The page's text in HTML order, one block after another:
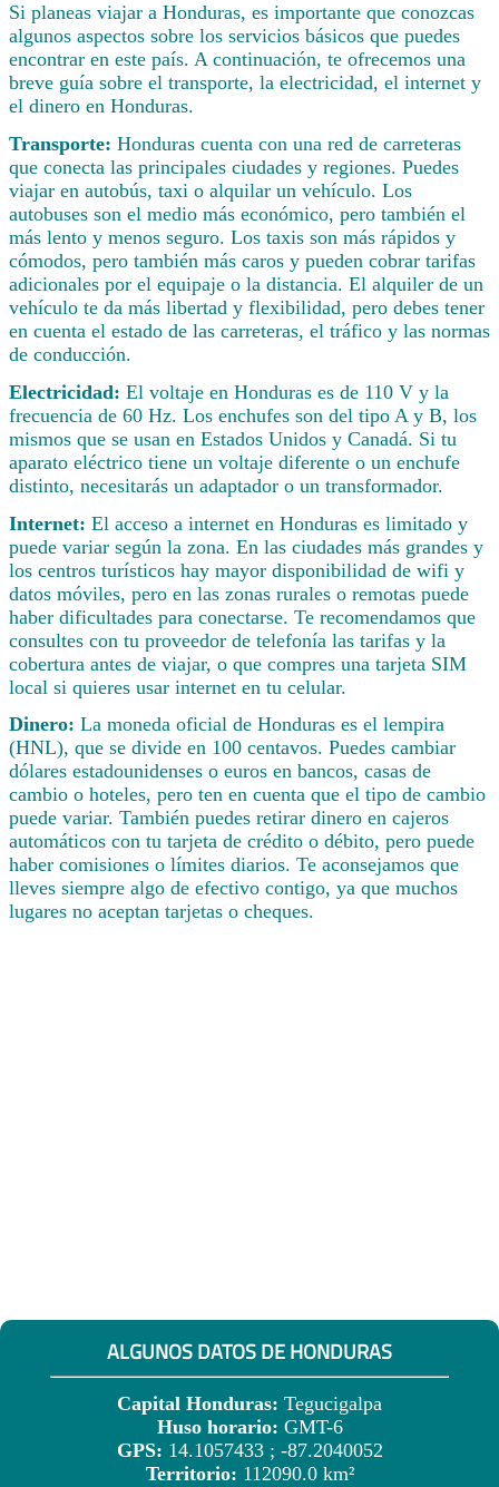
Si planeas viajar a Honduras, es importante que conozcas
algunos aspectos sobre los servicios básicos que puedes
encontrar en este país. A continuación, te ofrecemos una
breve guía sobre el transporte, la electricidad, el internet y
el dinero en Honduras.
Transporte: Honduras cuenta con una red de carreteras
que conecta las principales ciudades y regiones. Puedes
viajar en autobús, taxi o alquilar un vehículo. Los
autobuses son el medio más económico, pero también el
más lento y menos seguro. Los taxis son más rápidos y
cómodos, pero también más caros y pueden cobrar tarifas
adicionales por el equipaje o la distancia. El alquiler de un
vehículo te da más libertad y flexibilidad, pero debes tener
en cuenta el estado de las carreteras, el tráfico y las normas
de conducción.
Electricidad: El voltaje en Honduras es de 110 V y la
frecuencia de 60 Hz. Los enchufes son del tipo A y B, los
mismos que se usan en Estados Unidos y Canadá. Si tu
aparato eléctrico tiene un voltaje diferente o un enchufe
distinto, necesitarás un adaptador o un transformador.
Internet: El acceso a internet en Honduras es limitado y
puede variar según la zona. En las ciudades más grandes y
los centros turísticos hay mayor disponibilidad de wifi y
datos móviles, pero en las zonas rurales o remotas puede
haber dificultades para conectarse. Te recomendamos que
consultes con tu proveedor de telefonía las tarifas y la
cobertura antes de viajar, o que compres una tarjeta SIM
local si quieres usar internet en tu celular.
Dinero: La moneda oficial de Honduras es el lempira
(HNL), que se divide en 100 centavos. Puedes cambiar
dólares estadounidenses o euros en bancos, casas de
cambio o hoteles, pero ten en cuenta que el tipo de cambio
puede variar. También puedes retirar dinero en cajeros
automáticos con tu tarjeta de crédito o débito, pero puede
haber comisiones o límites diarios. Te aconsejamos que
lleves siempre algo de efectivo contigo, ya que muchos
lugares no aceptan tarjetas o cheques.
ALGUNOS DATOS DE HONDURAS
Capital Honduras: Tegucigalpa
Huso horario: GMT-6
GPS: 14.1057433 ; -87.2040052
Territorio: 112090.0 km²